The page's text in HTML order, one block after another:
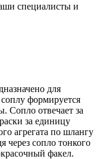
специалисты и
для
формируется
Сопло отвечает за
за единицу
агрегата по шлангу
через сопло тонкого
факел.